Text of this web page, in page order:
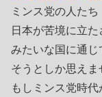
ミンス党の人た
日本が苦境に立
みたいな国に通じ
そうとしか思えま
もしミンス党時